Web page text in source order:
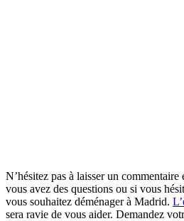
N’hésitez pas à laisser un commentaire
vous avez des questions ou si vous
vous souhaitez déménager à Madrid.
sera ravie de vous aider. Demandez